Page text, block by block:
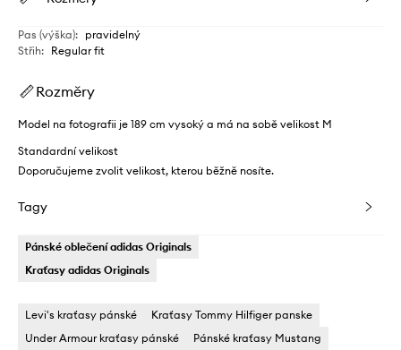
Pas (výška): pravidelný
Střih: Regular fit
Rozměry
Model na fotografii je 189 cm vysoký a má na sobě velikost M
Standardní velikost
Doporučujeme zvolit velikost, kterou běžně nosíte.
Tagy
Pánské oblečení adidas Originals
Kraťasy adidas Originals
Levi's kraťasy pánské
Kraťasy Tommy Hilfiger panske
Under Armour kraťasy pánské
Pánské kraťasy Mustang